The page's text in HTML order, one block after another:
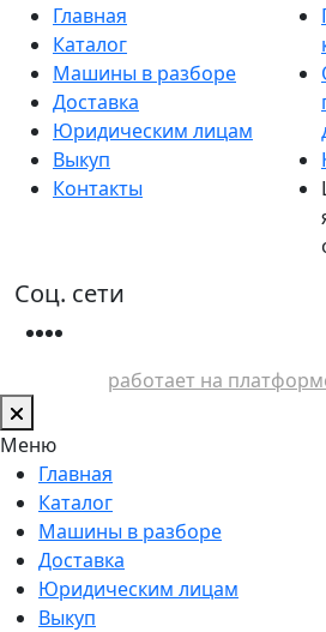
Главная
Каталог
Машины в разборе
Доставка
Юридическим лицам
Выкуп
Контакты
Соц. сети
работает на
Меню
Главная
Каталог
Машины в разборе
Доставка
Юридическим лицам
Выкуп